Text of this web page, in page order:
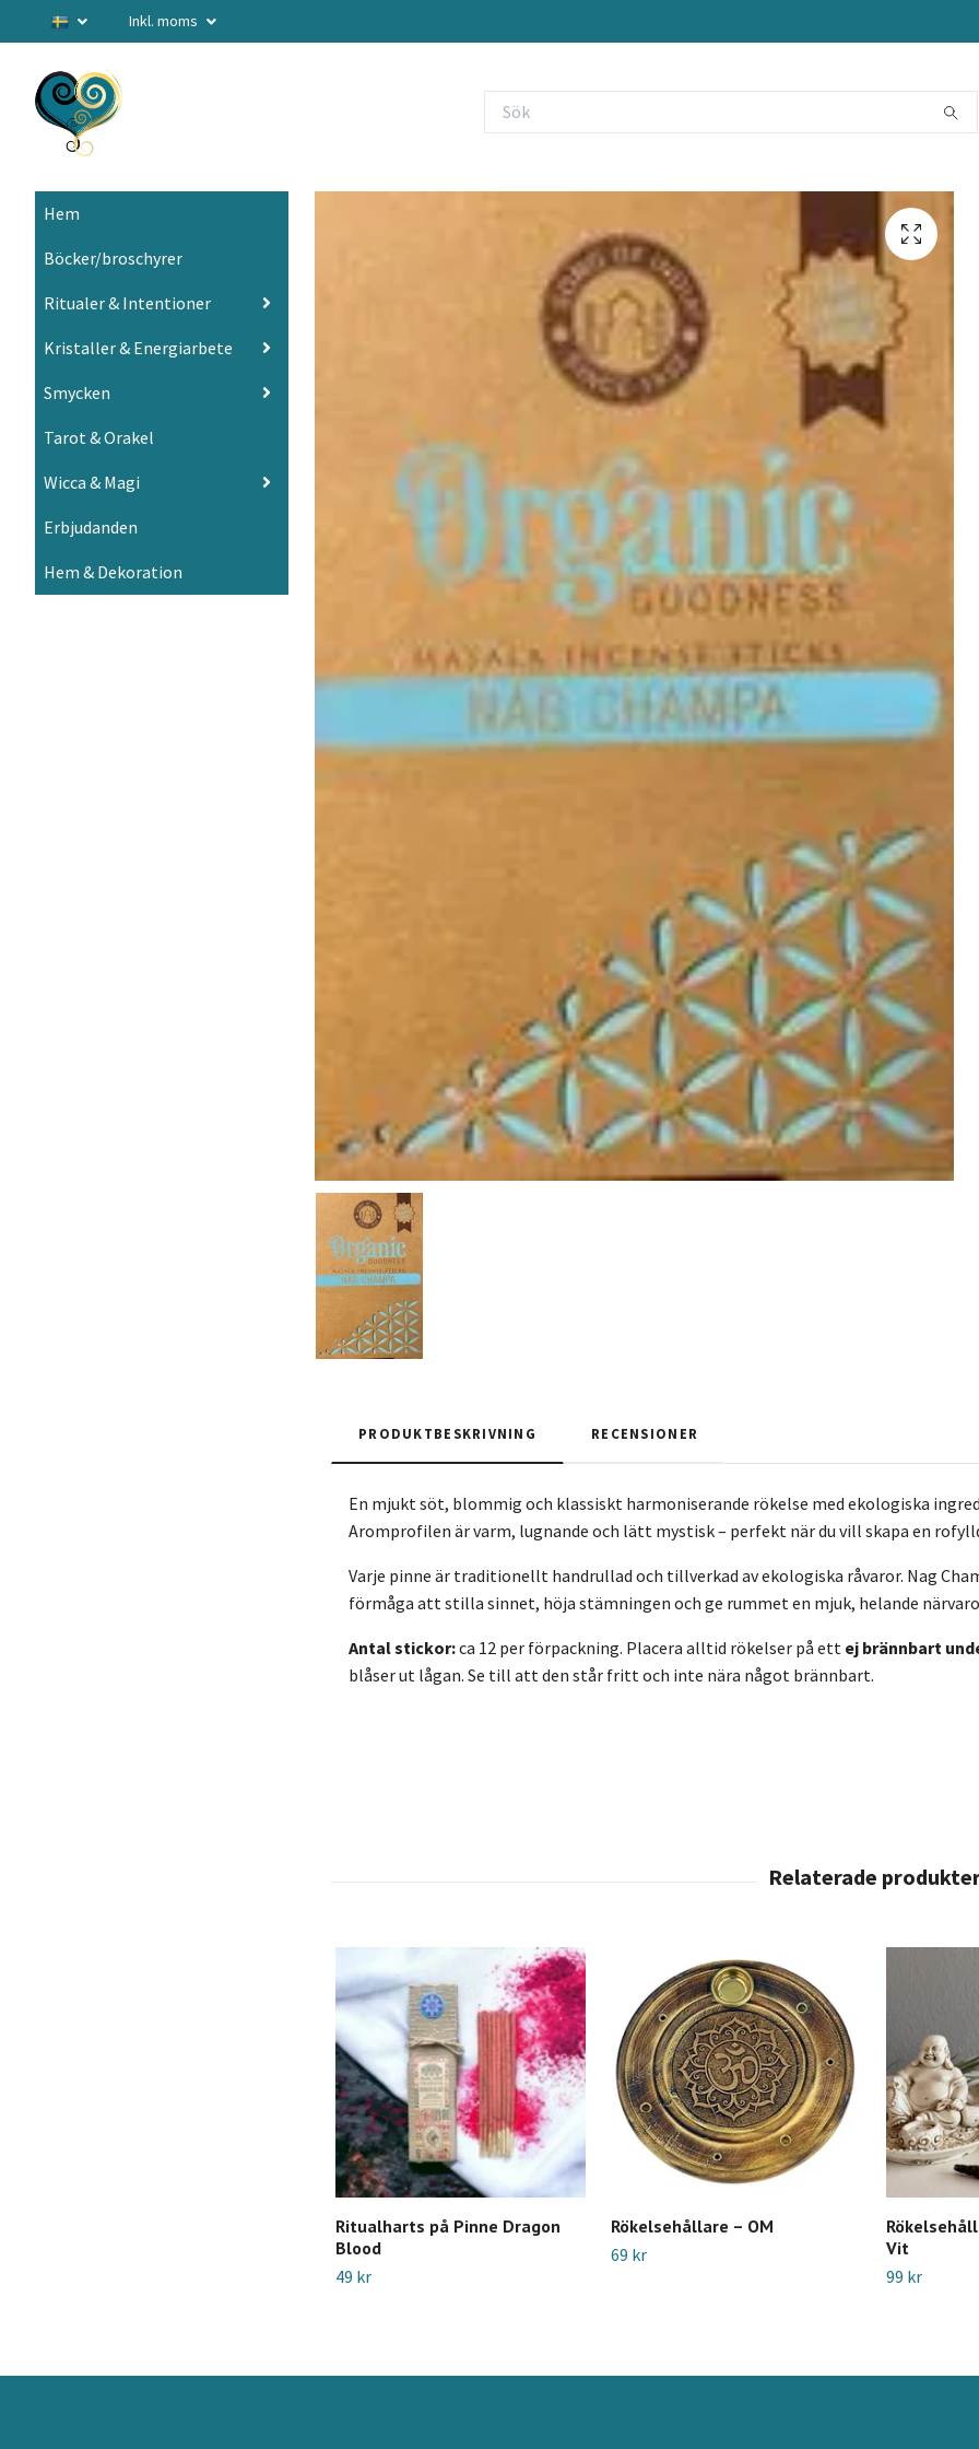
Inkl. moms
Hem
Böcker/broschyrer
Ritualer & Intentioner
Kristaller & Energiarbete
Smycken
Tarot & Orakel
Wicca & Magi
Erbjudanden
Hem & Dekoration
PRODUKTBESKRIVNING RECENSIONER
En mjukt söt, blommig och klassiskt harmoniserande rökelse med ekologiska
Aromprofilen är varm, lugnande och lätt mystisk – perfekt när du vill skapa en
Varje pinne är traditionellt handrullad och tillverkad av ekologiska råvaror. Nag
förmåga att stilla sinnet, höja stämningen och ge rummet en mjuk, helande
Antal stickor:ca 12 per förpackning. Placera alltid rökelser på ett ej brännbart
blåser ut lågan. Se till att den står fritt och inte nära något brännbart.
Ritualharts på Pinne Dragon
Blood
49 kr
Rökelsehållare – OM
69 kr
Vit
99 kr